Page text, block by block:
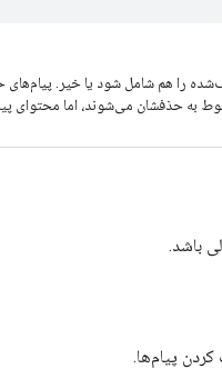
را هم شامل شود یا خیر.
به حذفشان می‌شوند، اما محتوای
باشد.
پیام‌ها.